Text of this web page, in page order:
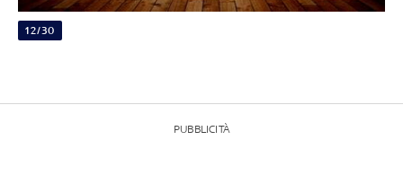
12/30
PUBBLICITÀ